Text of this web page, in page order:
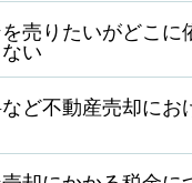
売りたいがどこに
い
ど不動産売却にお